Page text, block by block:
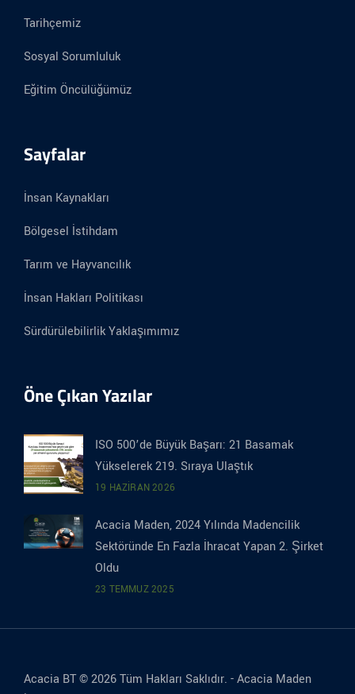
Tarihçemiz
Sosyal Sorumluluk
Eğitim Öncülüğümüz
Sayfalar
İnsan Kaynakları
Bölgesel İstihdam
Tarım ve Hayvancılık
İnsan Hakları Politikası
Sürdürülebilirlik Yaklaşımımız
Öne Çıkan Yazılar
ISO 500’de Büyük Başarı: 21 Basamak
Yükselerek 219. Sıraya Ulaştık
19 HAZIRAN 2026
Acacia Maden, 2024 Yılında Madencilik
Sektöründe En Fazla İhracat Yapan 2. Şirket
Oldu
23 TEMMUZ 2025
Acacia BT © 2026 Tüm Hakları Saklıdır. -Acacia Maden